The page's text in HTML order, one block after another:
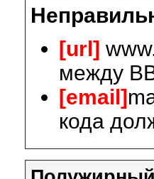
[url]
между
[email]
кода